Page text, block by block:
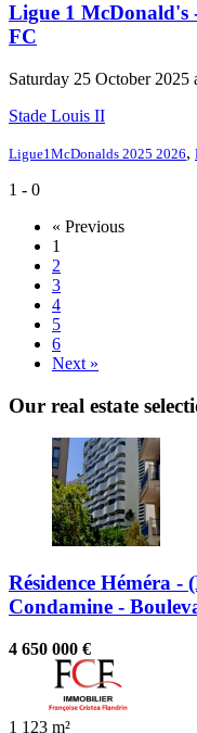
Ligue 1 McDonald's
FC
Saturday 25 October 2025
Stade Louis II
Ligue1McDonalds 2025 2026,
1 - 0
« Previous
1
2
3
4
5
6
Next »
Our real estate
Résidence Héméra
Condamine -
4 650 000 €
1 123 m²